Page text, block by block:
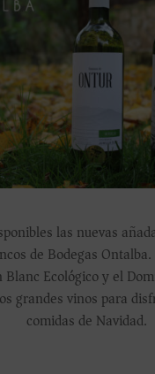
las nuevas
de Bodegas
Blanc Ecológico y el
grandes vinos para
comidas de Navidad.